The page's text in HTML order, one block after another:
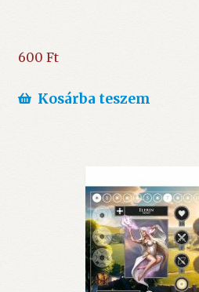
600 Ft
Kosárba teszem